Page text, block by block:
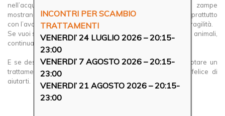
nell’acquario al cavallo. Molti amici a quattro (o due) zampe
mostrano un evidente apprezzamento per i trattamenti, soprattutto
con l’avanzare dell’età o in momenti di particolare stress o fragilità.
Se vuoi scoprire come il Reiki può aiutare il benessere degli animali,
continua a leggere i racconti qui sotto.
E se desideri una consulenza personalizzata o vuoi prenotare un
trattamento a distanza per il tuo animale, scrivimi: sarò felice di
aiutarti.
INCONTRI PER SCAMBIO
TRATTAMENTI
VENERDI’ 24 LUGLIO 2026 – 20:15-
23:00
VENERDI’ 7 AGOSTO 2026 – 20:15-
23:00
VENERDI’ 21 AGOSTO 2026 – 20:15-
23:00